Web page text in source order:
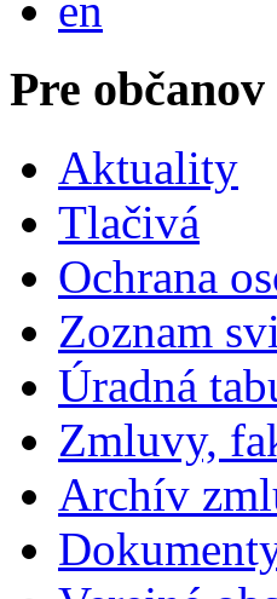
en
Pre občanov
Aktuality
Tlačivá
Ochrana
Zoznam
Úradná
Zmluvy,
Archív